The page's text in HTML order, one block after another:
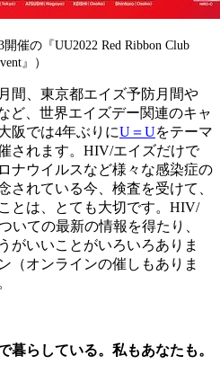
催の『UU2022 Red Ribbon Club
』）
間、東京都エイズ予防月間や
ど、世界エイズデー関連のキャ
阪では4年ぶりにU＝Uをテーマ
されます。HIV/エイズだけで
ナウイルスなど様々な感染症の
されている今、検査を受けて、
とは、とても大切です。HIV/
いての最新の情報を得たり、
がいいことがいろいろありま
（オンラインの催しもありま
暮らしている。私もあなたも。